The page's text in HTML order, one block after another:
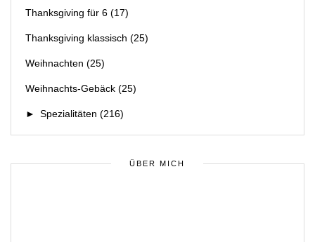
Thanksgiving für 6 (17)
Thanksgiving klassisch (25)
Weihnachten (25)
Weihnachts-Gebäck (25)
► Spezialitäten (216)
ÜBER MICH